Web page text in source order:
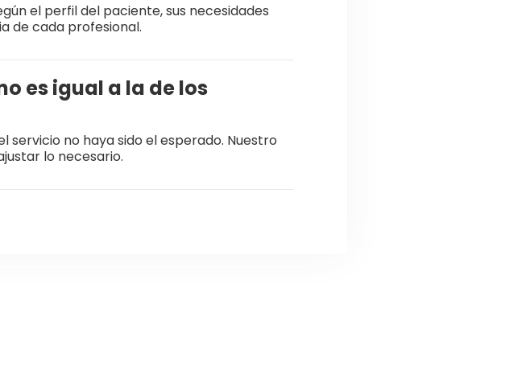
el perfil del paciente, sus necesidades
de cada profesional.
es igual a la de los
no haya sido el esperado. Nuestro
lo necesario.